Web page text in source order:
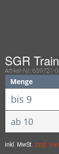
SGR
Artikel-Nr.: 659721-
Menge
bis 9
ab 10
inkl. MwSt. zzgl.